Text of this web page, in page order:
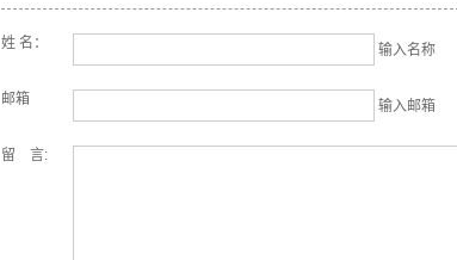
姓 名： 输入名称
邮箱 输入邮箱
留 言: